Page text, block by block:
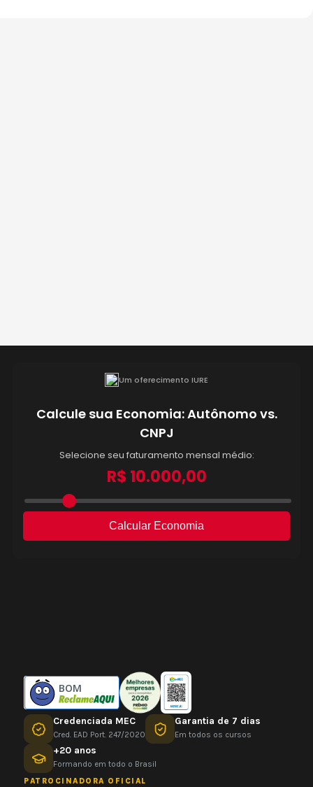
BOM
Credenciada MEC
Cred. EAD Port. 247/2020
Garantia de 7 dias
Em todos os cursos
+20 anos
Formando em todo o Brasil
PATROCINADORA OFICIAL